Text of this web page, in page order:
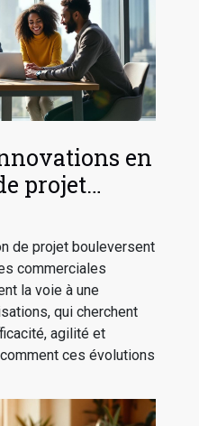
en
projet
elles les
?
de projet bouleversent
commerciales
la voie à une
qui cherchent
agilité et
ces évolutions